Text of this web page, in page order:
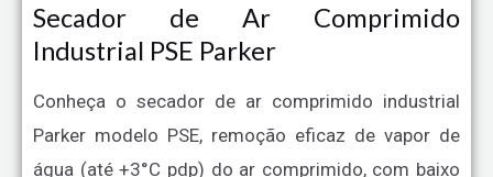
Secador de Ar Comprimido
Industrial PSE Parker
Conheça o secador de ar comprimido industrial
Parker modelo PSE, remoção eficaz de vapor de
água (até +3°C pdp) do ar comprimido, com baixo